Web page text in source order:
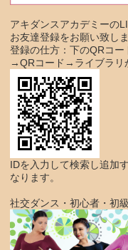
アキダンスアカデミーの
お友達登録をお願い致しま
登録の仕方：下のQRコ
→QRコード→ライブラリ
IDを入力して検索し追加
なります。
社交ダンス・初心者・初